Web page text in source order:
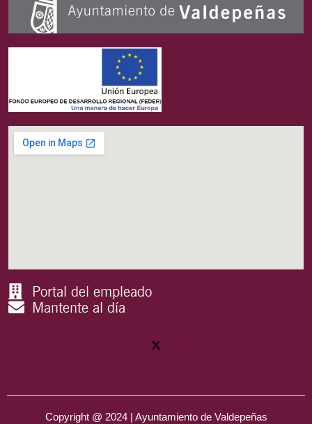
Portal del empleado
Mantente al día
Copyright @ 2024 | Ayuntamiento de Valdepeñas